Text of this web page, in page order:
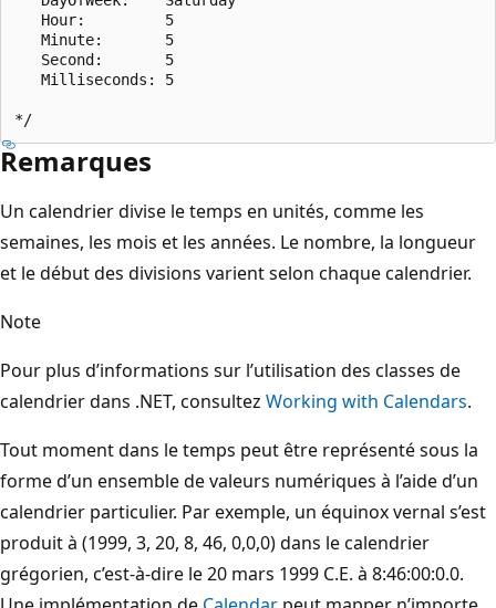
   Hour:         5
   Minute:       5
   Second:       5
   Milliseconds: 5
Remarques
Un calendrier divise le temps en unités, comme les
semaines, les mois et les années. Le nombre, la longueur
et le début des divisions varient selon chaque calendrier.
Note
Pour plus d’informations sur l’utilisation des classes de
calendrier dans .NET, consultez Working with Calendars.
Tout moment dans le temps peut être représenté sous la
forme d’un ensemble de valeurs numériques à l’aide d’un
calendrier particulier. Par exemple, un équinox vernal s’est
produit à (1999, 3, 20, 8, 46, 0,0,0) dans le calendrier
grégorien, c’est-à-dire le 20 mars 1999 C.E. à 8:46:00:0.0.